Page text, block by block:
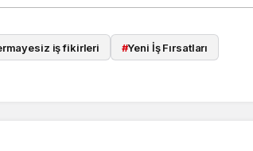
iş fikirleri #Yeni İş Fırsatları